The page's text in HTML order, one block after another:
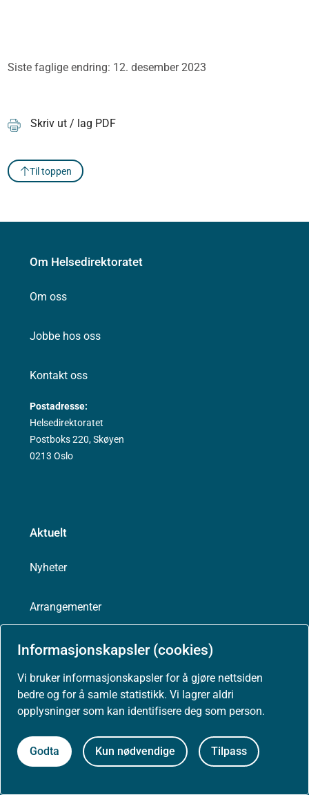
Informasjonskapsler (cookies)
Vi bruker informasjonskapsler for å gjøre nettsiden
bedre og for å samle statistikk. Vi lagrer aldri
opplysninger som kan identifisere deg som person.
Godta Kun nødvendige Tilpass
Siste faglige endring: 12. desember 2023
Skriv ut / lag PDF
Til toppen
Om Helsedirektoratet
Om oss
Jobbe hos oss
Kontakt oss
Postadresse:
Helsedirektoratet
Postboks 220, Skøyen
0213 Oslo
Aktuelt
Nyheter
Arrangementer
Høringer
Presse
Om nettstedet